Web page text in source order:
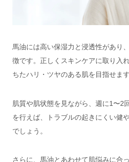
馬油には高い保湿力と浸透性があり
徴です。正しくスキンケアに取り入
ちたハリ・ツヤのある肌を目指せます
肌質や肌状態を見ながら、週に1〜2
を行えば、トラブルの起きにくい健
でしょう。
さらに、馬油とあわせて肌悩みに合